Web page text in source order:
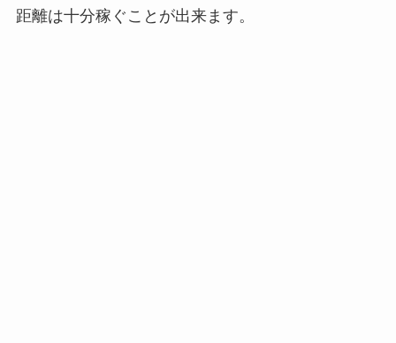
距離は十分稼ぐことが出来ます。